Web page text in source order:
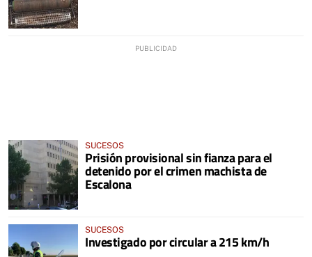
SUCESOS
Prisión provisional sin fianza para el
detenido por el crimen machista de
Escalona
SUCESOS
Investigado por circular a 215 km/h